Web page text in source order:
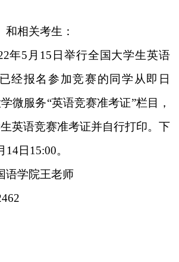
和相关考生：
年5 月 15 日举行全国大学生英语
经报名参加竞赛的同学从即日
微服务“英语竞赛准考证”栏目，
英语竞赛准考证并自行打印。下
14日15:00。
语学院王老师